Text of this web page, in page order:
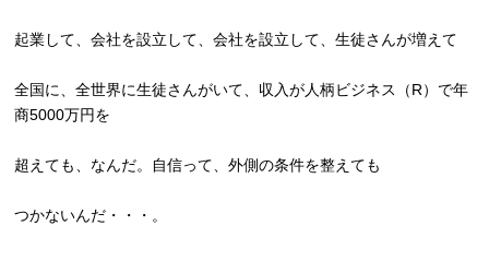
起業して、会社を設立して、会社を設立して、生徒さんが増えて
全国に、全世界に生徒さんがいて、収入が人柄ビジネス（R） で年
商5000万円を
超えても、なんだ。自信って、外側の条件を整えても
つかないんだ・・・。